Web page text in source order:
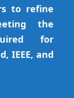
to refine
the
for
IEEE, and